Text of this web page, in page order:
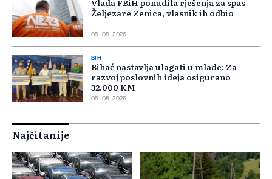
Vlada FBiH ponudila rješenja za spas
Željezare Zenica, vlasnik ih odbio
05. 08. 2026.
BIH
Bihać nastavlja ulagati u mlade: Za
razvoj poslovnih ideja osigurano
32.000 KM
05. 08. 2026.
Najčitanije